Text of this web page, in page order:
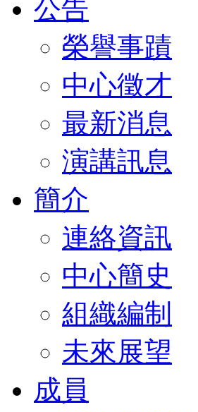
公告
榮譽事蹟
中心徵才
最新消息
演講訊息
簡介
連絡資訊
中心簡史
組織編制
未來展望
成員